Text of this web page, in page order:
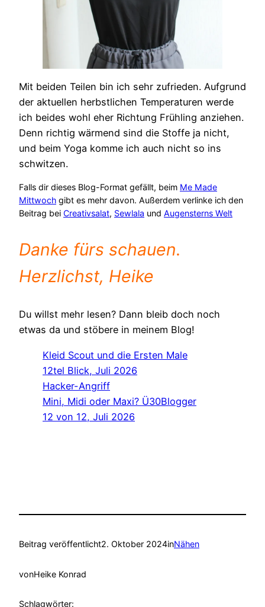
Mit beiden Teilen bin ich sehr zufrieden. Aufgrund
der aktuellen herbstlichen Temperaturen werde
ich beides wohl eher Richtung Frühling anziehen.
Denn richtig wärmend sind die Stoffe ja nicht,
und beim Yoga komme ich auch nicht so ins
schwitzen.
Falls dir dieses Blog-Format gefällt, beim Me Made
Mittwoch gibt es mehr davon. Außerdem verlinke ich den
Beitrag bei Creativsalat, Sewlala und Augensterns Welt
Danke fürs schauen.
Herzlichst, Heike
Du willst mehr lesen? Dann bleib doch noch
etwas da und stöbere in meinem Blog!
Kleid Scout und die Ersten Male
12tel Blick, Juli 2026
Hacker-Angriff
Mini, Midi oder Maxi? Ü30Blogger
12 von 12, Juli 2026
Beitrag veröffentlicht2. Oktober 2024inNähen
vonHeike Konrad
Schlagwörter: